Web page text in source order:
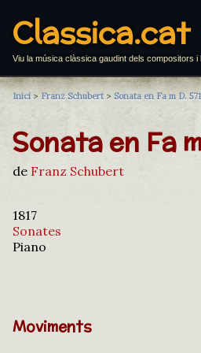
Classica.cat
Viu la música clàssica gaudint dels compositors
Inici > Franz Schubert> Sonata en Fa m D. 571
Sonata en Fa
de Franz Schubert
1817
Sonates
Piano
Moviments